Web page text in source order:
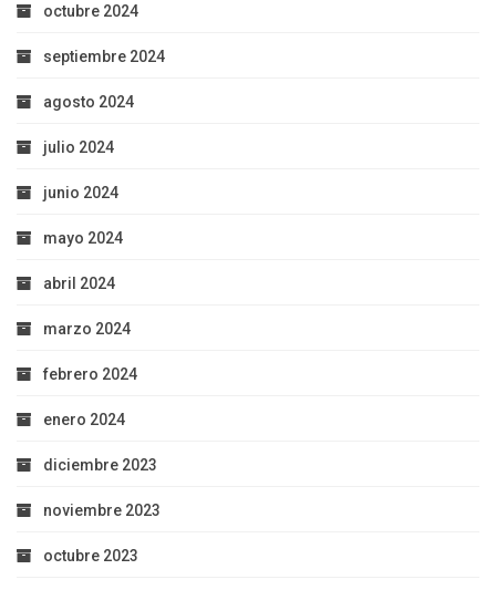
octubre 2024
septiembre 2024
agosto 2024
julio 2024
junio 2024
mayo 2024
abril 2024
marzo 2024
febrero 2024
enero 2024
diciembre 2023
noviembre 2023
octubre 2023